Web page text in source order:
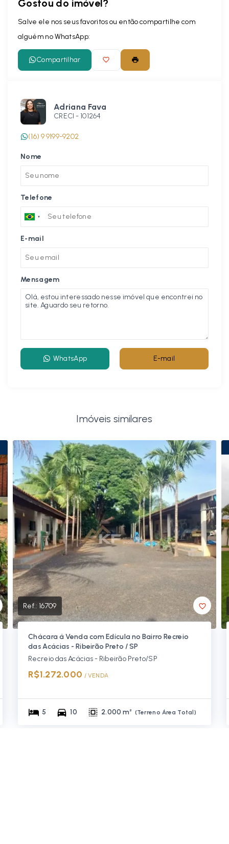
Gostou do imóvel?
Salve ele nos seus favoritos ou então compartilhe com
alguém no WhatsApp:
Compartilhar
Adriana Fava
CRECI - 101264
(16) 9 9199-9202
Nome
Telefone
E-mail
Mensagem
WhatsApp E-mail
Imóveis similares
Ref.: 16709
Chácara á Venda com Edícula no Bairro Recreio
das Acácias - Ribeirão Preto / SP
Recreio das Acácias - Ribeirão Preto/SP
R$1.272.000 / VENDA
5 10 2.000 m² (Terreno Área Total )